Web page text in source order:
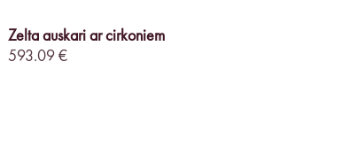
Zelta auskari ar cirkoniem
593.09 €